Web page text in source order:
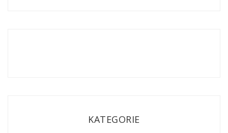
KATEGORIE